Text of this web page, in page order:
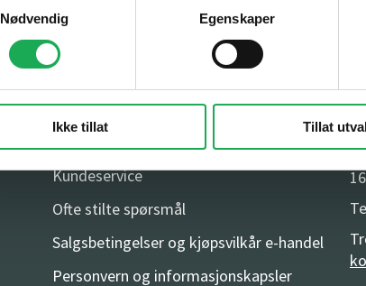
Nødvendig
Egenskaper
Ikke tillat Tillat
Kundeservice
Kundeservice
Ofte stilte spørsmål
Salgsbetingelser og kjøpsvilkår e-handel
Personvern og informasjonskapsler